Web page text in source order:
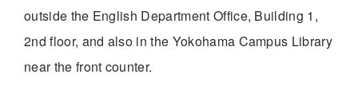
outside the English Department Office, Building 1,
2nd floor, and also in the Yokohama Campus Library
near the front counter.